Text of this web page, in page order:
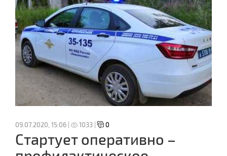
09.07.2020, 15:06 | 1033 | 0
Стартует оперативно –